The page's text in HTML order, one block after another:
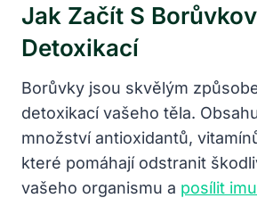
Jak ⁢začít S
Detoxikací
Borůvky jsou‍ skvělým
detoxikací ⁤vašeho ⁤těla.
⁣množství antioxidantů,
které pomáhají odstranit
⁤vašeho‌ organismu⁣ a posílit